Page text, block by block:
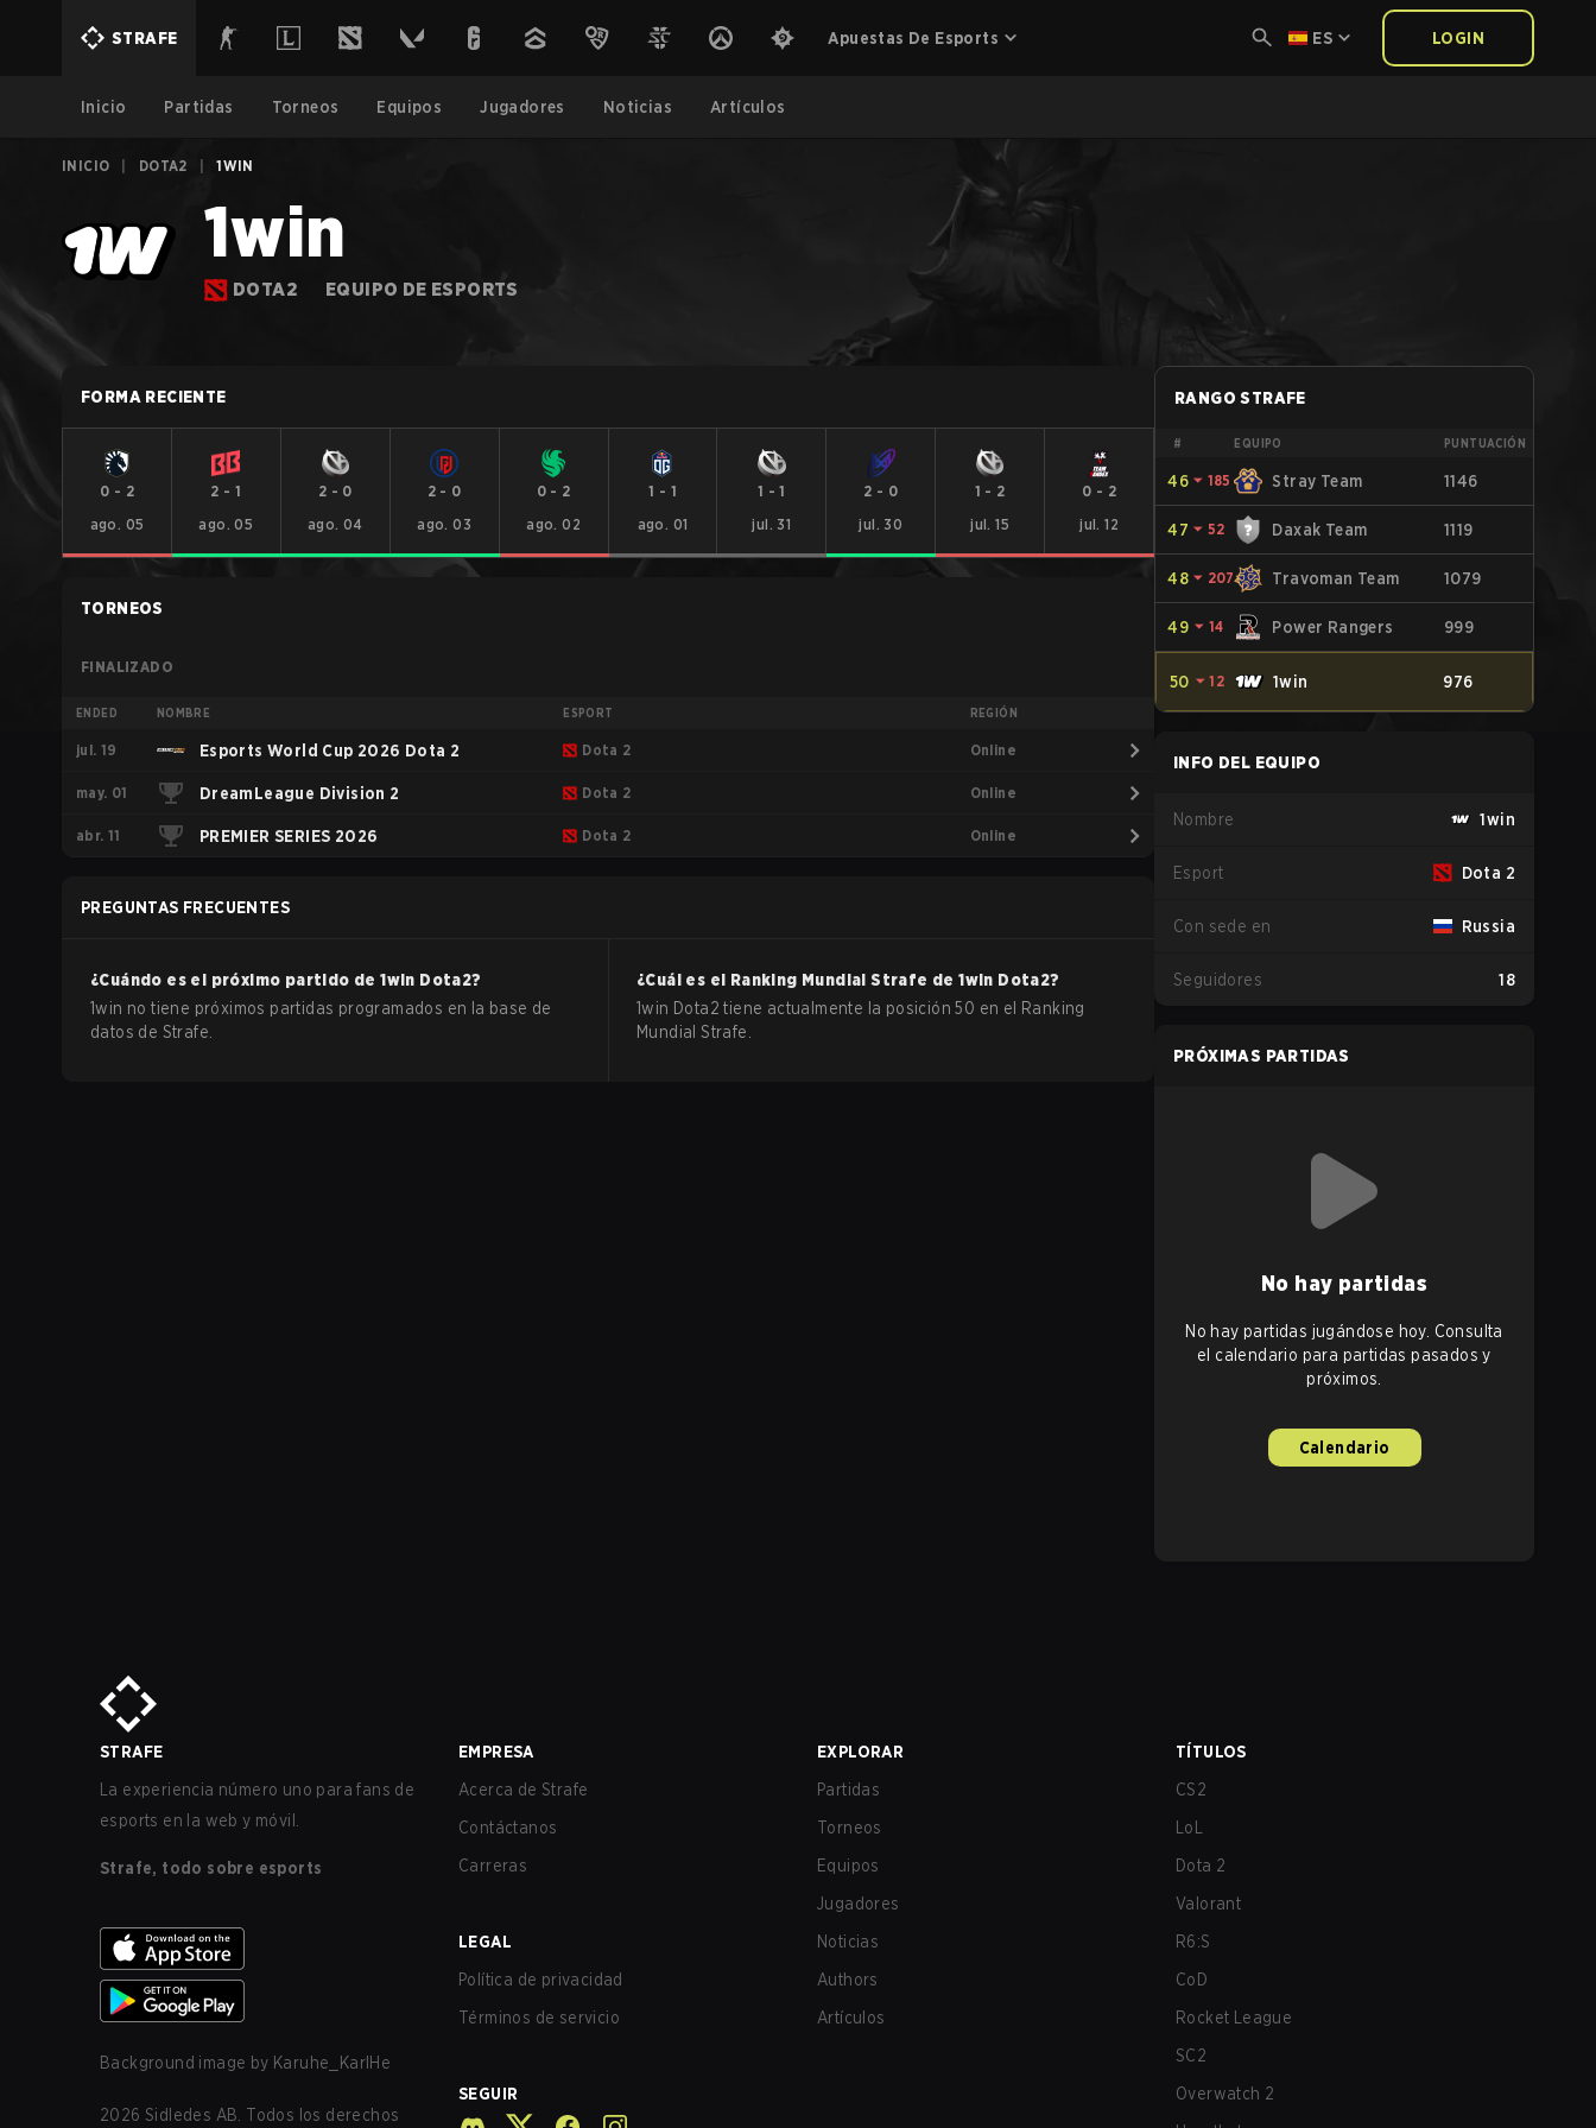
STRAFE Apuestas De Esports ES LOGIN
Inicio Partidas Torneos Equipos Jugadores Noticias Artículos
INICIO DOTA2 1WIN
1win
DOTA2 EQUIPO DE ESPORTS
FORMA RECIENTE
0 - 2
ago. 05
2 - 1
ago. 05
2 - 0
ago. 04
2 - 0
ago. 03
0- 2
ago. 02
1 - 1
ago. 01
1 -1
jul. 31
2 - 0
jul. 30
1 - 2
jul. 15
0 - 2
jul. 12
TORNEOS
FINALIZADO
ENDED NOMBRE ESPORT REGIÓN
jul. 19 Esports World Cup 2026 Dota 2 Dota 2 Online
may. 01 DreamLeague Division 2 Dota 2 Online
abr. 11 PREMIER SERIES 2026 Dota 2 Online
PREGUNTAS FRECUENTES
¿Cuándo es el próximo partido de1win Dota2?
1win no tiene próximos partidas programados en la base de
datos de Strafe.
¿Cuál es el Ranking Mundial Strafe de1win Dota2?
1win Dota2 tiene actualmente la posición 50 en el Ranking
Mundial Strafe.
RANGO STRAFE
# EQUIPO PUNTUACIÓN
46 ⏷ 185 Stray Team 1146
47 ⏷ 52 Daxak Team 1119
48 ⏷ 207 Travoman Team 1079
49 ⏷ 14 Power Rangers 999
50 ⏷ 12 1win 976
INFO DEL EQUIPO
Nombre 1win
Esport Dota 2
Con sede en Russia
Seguidores 18
PRÓXIMAS PARTIDAS
No hay partidas
No hay partidas jugándose hoy. Consulta
el calendario para partidas pasados y
próximos.
Calendario
STRAFE
La experiencia número uno para fans de
esports en la web y móvil.
Strafe, todo sobre esports
Background image by Karuhe_KarlHe
2026 Sidledes AB. Todos los derechos
EMPRESA
Acerca de Strafe
Contáctanos
Carreras
LEGAL
Política de privacidad
Términos de servicio
SEGUIR
EXPLORAR
Partidas
Torneos
Equipos
Jugadores
Noticias
Authors
Artículos
TÍTULOS
CS2
LoL
Dota 2
Valorant
R6:S
CoD
Rocket League
SC2
Overwatch 2